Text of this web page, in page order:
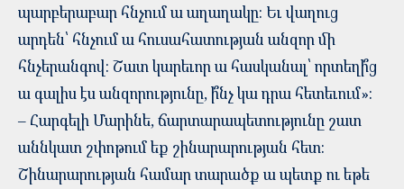
պարբերաբար հնչում ա աղաղակը։ Եւ վաղուց
արդեն՝ հնչում ա հուսահատության անզոր մի
հնչերանգով։ Շատ կարեւոր ա հասկանալ՝ որտեղի՞ց
ա գալիս էս անզորությունը, ի՞նչ կա դրա հետեւում»:
– Հարգելի Մարինե, ճարտարապետությունը շատ
աննկատ շփոթում եք շինարարության հետ:
Շինարարության համար տարածք ա պետք ու եթե